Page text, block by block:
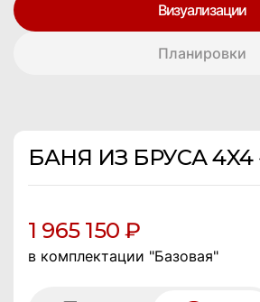
Визуализации
Планировки
БАНЯ ИЗ БРУСА 4X4
1 965 150 ₽
в комплектации "Базовая"